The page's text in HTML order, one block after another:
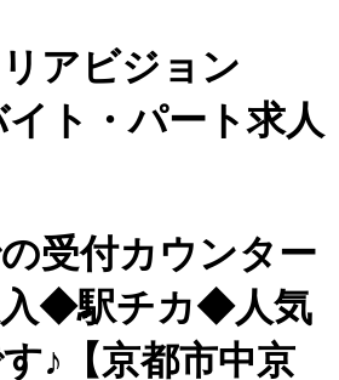
アビジョン
イト・パート求人
の受付カウンター
入◆駅チカ◆人気
♪【京都市中京